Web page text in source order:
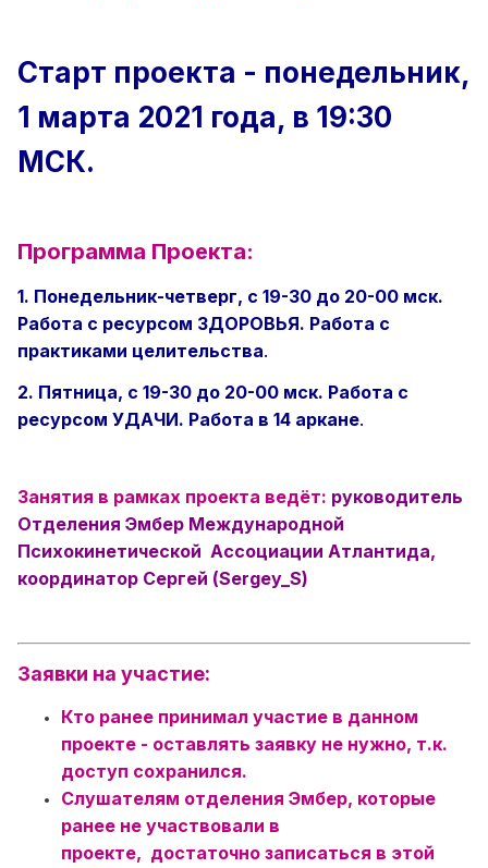
Старт проекта - понедельник,
1 марта 2021 года, в 19:30
МСК.
Программа Проекта:
1. Понедельник-четверг, с 19-30 до 20-00 мск.
Работа с ресурсом ЗДОРОВЬЯ. Работа с
практиками целительства.
2. Пятница, с 19-30 до 20-00 мск. Работа с
ресурсом УДАЧИ. Работа в 14 аркане.
Занятия в рамках проекта ведёт: руководитель
Отделения Эмбер Международной
Психокинетической Ассоциации Атлантида,
координатор Сергей (Sergey_S)
Заявки на участие:
Кто ранее принимал участие в данном
проекте - оставлять заявку не нужно, т.к.
доступ сохранился.
Слушателям отделения Эмбер, которые
ранее не участвовали в
проекте, достаточно записаться в этой